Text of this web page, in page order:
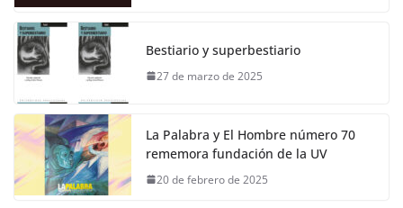
Bestiario y superbestiario
27 de marzo de 2025
La Palabra y El Hombre número 70
rememora fundación de la UV
20 de febrero de 2025